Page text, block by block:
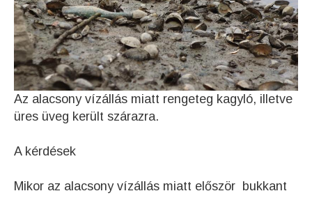
Az alacsony vízállás miatt rengeteg kagyló, illetve
üres üveg került szárazra.
A kérdések
Mikor az alacsony vízállás miatt először bukkant